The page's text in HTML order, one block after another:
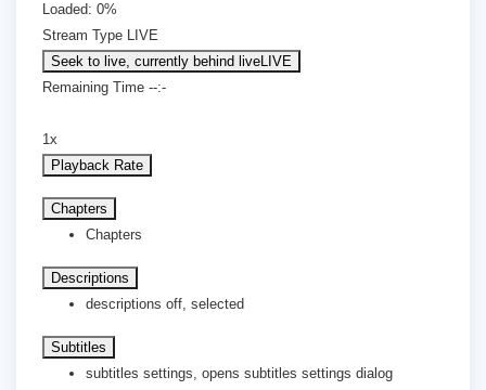
Loaded: 0%
Stream Type LIVE
Seek to live, currently behind liveLIVE
Remaining Time --:-
1x
Playback Rate
Chapters
Chapters
Descriptions
descriptions off, selected
Subtitles
subtitles settings, opens subtitles settings dialog